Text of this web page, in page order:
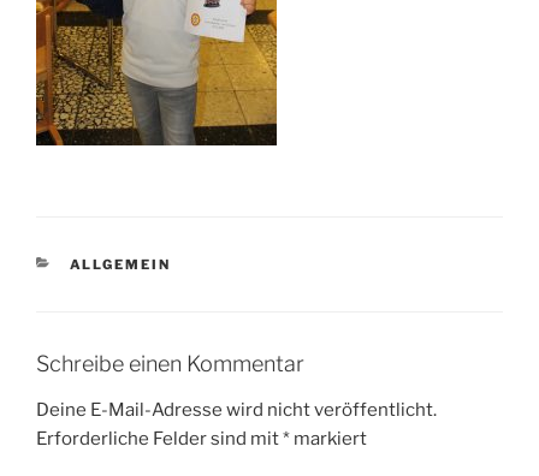
KATEGORIEN
ALLGEMEIN
Schreibe einen Kommentar
Deine E-Mail-Adresse wird nicht veröffentlicht.
Erforderliche Felder sind mit* markiert